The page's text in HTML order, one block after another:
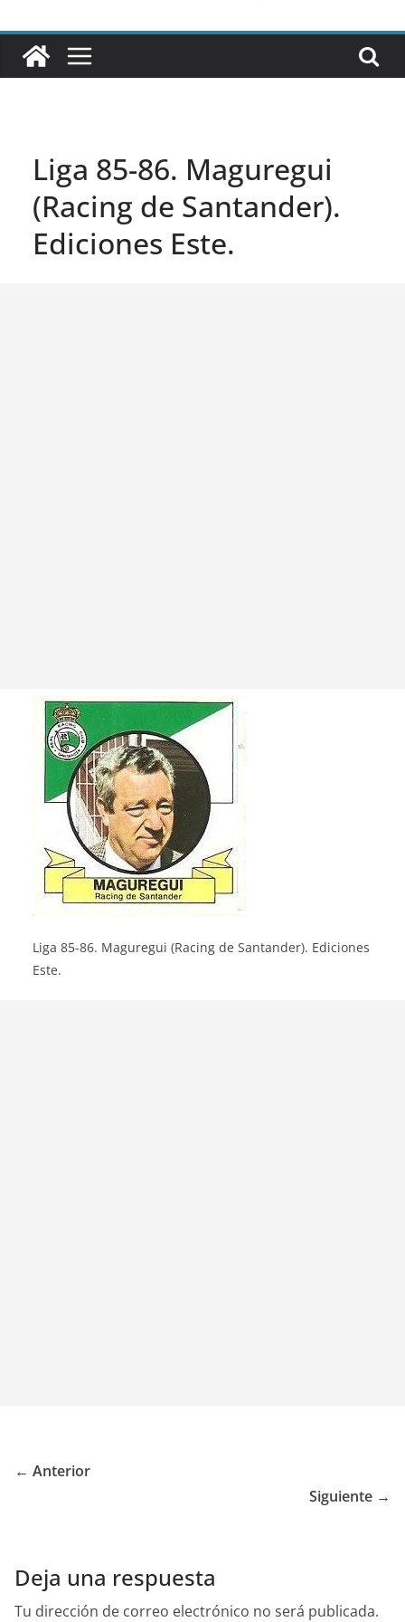
Liga 85-86. Maguregui
(Racing de Santander).
Ediciones Este.
Liga 85-86. Maguregui (Racing de Santander). Ediciones
Este.
← Anterior
Siguiente →
Deja una respuesta
Tu dirección de correo electrónico no será publicada.